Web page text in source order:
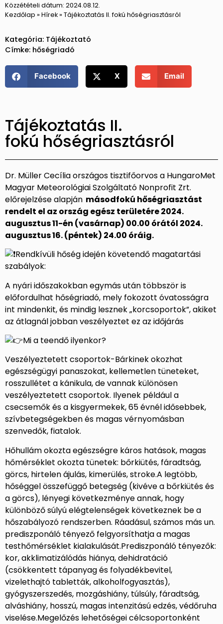
Közzétételi dátum: 2024.08.12.
Kezdőlap » Hírek» Tájékoztatás II. fokú hőségriasztásról
Kategória: Tájékoztató
Címke: hőségriadó
Facebook X Email
Tájékoztatás II.
fokú hőségriasztásról
Dr. Müller Cecília országos tisztifőorvos a HungaroMet
Magyar Meteorológiai Szolgáltató Nonprofit Zrt.
előrejelzése alapján másodfokú hőségriasztást
rendelt el az ország egész területére2024.
augusztus 11-én (vasárnap) 00.00 órától 2024.
augusztus 16. (péntek) 24.00 óráig.
Rendkívüli hőség idején követendő magatartási
szabályok:
A nyári időszakokban egymás után többször is
előfordulhat hőségriadó, mely fokozott óvatosságra
int mindenkit, és mindig lesznek „korcsoportok”, akiket
az átlagnál jobban veszélyeztet ez az időjárás
Mi a teendő ilyenkor?
Veszélyeztetett csoportok-Bárkinek okozhat
egészségügyi panaszokat, kellemetlen tüneteket,
rosszullétet a kánikula, de vannak különösen
veszélyeztetett csoportok. Ilyenek például a
csecsemők és a kisgyermekek, 65 évnél idősebbek,
szívbetegségekben és magas vérnyomásban
szenvedők, fiatalok.
Hőhullám okozta egészségre káros hatások, magas
hőmérséklet okozta tünetek: bőrkiütés, fáradtság,
görcs, hirtelen ájulás, kimerülés, stroke.A legtöbb,
hőséggel összefüggő betegség (kivéve a bőrkiütés és
a görcs), lényegi következménye annak, hogy
különböző súlyú elégtelenségek következnek be a
hőszabályozó rendszerben. Ráadásul, számos más un.
prediszponáló tényező felgyorsíthatja a magas
testhőmérséklet kialakulását.Prediszponáló tényezők:
kor, akklimatizálódás hiánya, dehidratáció
(csökkentett tápanyag és folyadékbevitel,
vizelethajtó tabletták, alkoholfogyasztás),
gyógyszerszedés, mozgáshiány, túlsúly, fáradtság,
alváshiány, hosszú, magas intenzitású edzés, védőruha
viselése.Megelőzés lehetőségei célcsoportonként